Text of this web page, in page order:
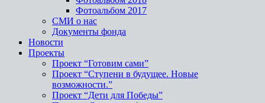
Фотоальбом 2017
СМИ о нас
Документы фонда
Новости
Проекты
Проект “Готовим сами”
Проект “Ступени в будущее. Новые
возможности.”
Проект “Дети для Победы”